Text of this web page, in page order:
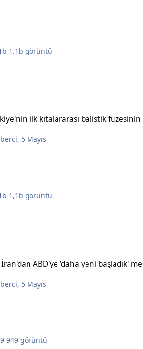
1,1b görüntü
ilk kıtalararası balistik
, 5 Mayıs
1,1b görüntü
ABD'ye 'daha yeni başladık'
, 5 Mayıs
949 görüntü